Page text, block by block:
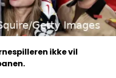
ikke vil